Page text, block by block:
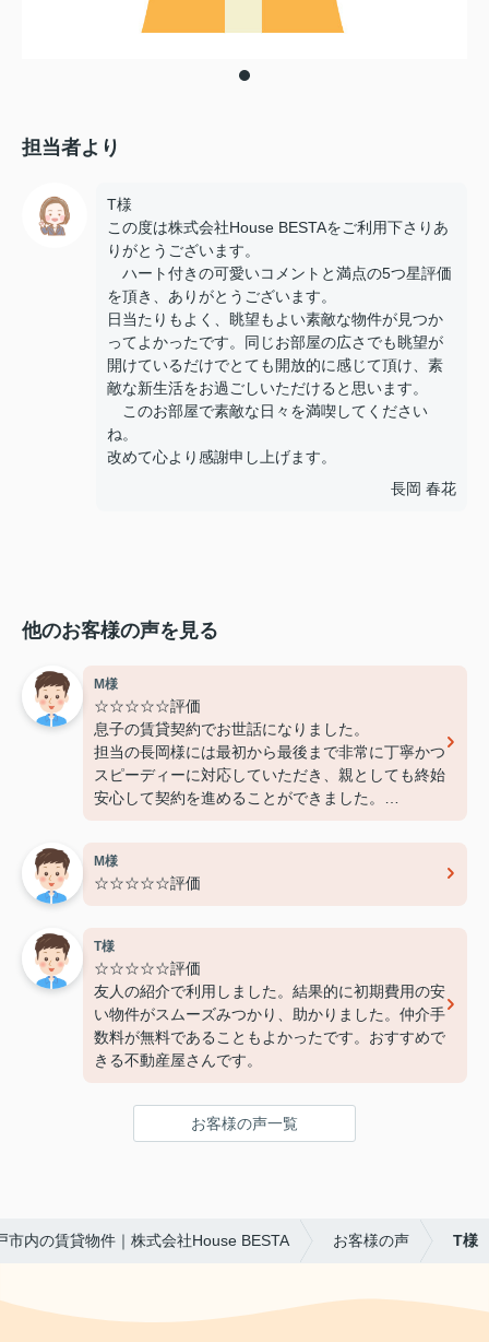
担当者より
T様
この度は株式会社House BESTAをご利用下さりあ
りがとうございます。
ハート付きの可愛いコメントと満点の5つ星評価
を頂き、ありがとうございます。
日当たりもよく、眺望もよい素敵な物件が見つか
ってよかったです。同じお部屋の広さでも眺望が
開けているだけでとても開放的に感じて頂け、素
敵な新生活をお過ごしいただけると思います。
このお部屋で素敵な日々を満喫してください
ね。
改めて心より感謝申し上げます。
長岡 春花
他のお客様の声を見る
M様
☆☆☆☆☆評価
息子の賃貸契約でお世話になりました。
担当の長岡様には最初から最後まで非常に丁寧かつ
スピーディーに対応していただき、親としても終始
安心して契約を進めることができました。
また機会があればぜひ利用させていただきたいと思
います。本当にありがとうございました！
M様
☆☆☆☆☆評価
T様
☆☆☆☆☆評価
友人の紹介で利用しました。結果的に初期費用の安
い物件がスムーズみつかり、助かりました。仲介手
数料が無料であることもよかったです。おすすめで
きる不動産屋さんです。
お客様の声一覧
市内の賃貸物件｜株式会社House BESTA お客様の声 T様